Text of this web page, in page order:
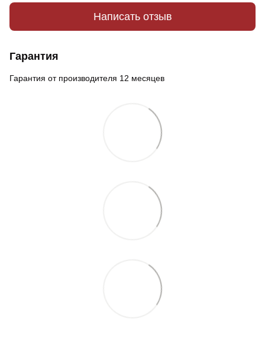
Написать отзыв
Гарантия
Гарантия от производителя 12 месяцев